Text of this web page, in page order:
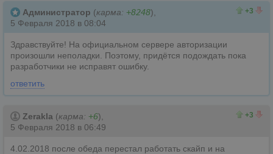
+3
Администратор (карма: +8248),
5 Февраля 2018 в 08:04
Здравствуйте! На официальном сервере авторизации
произошли неполадки. Поэтому, придётся подождать пока
разработчики не исправят ошибку.
ответить
+3
Zerakla (карма: +6),
5 Февраля 2018 в 06:49
4.02.2018 после обеда перестал работать скайп и на